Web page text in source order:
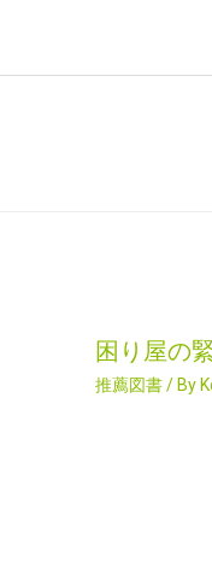
困り屋の
推薦図書/ By